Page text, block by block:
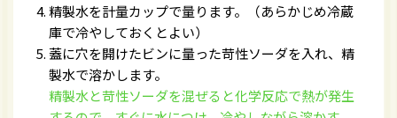
精製水を計量カップで量ります。（あらかじめ冷蔵
庫で冷やしておくとよい）
蓋に穴を開けたビンに量った苛性ソーダを入れ、精
製水で溶かします。
精製水と苛性ソーダを混ぜると化学反応で熱が発生